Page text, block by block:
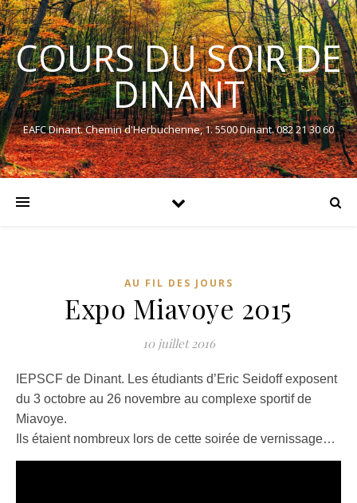
COURS DU SOIR DE
DINANT
EAFC Dinant. Chemin d'Herbuchenne, 1. 5500 Dinant. 082 21 30 60
AU FIL DES JOURS
Expo Miavoye 2015
10 juillet 2016
IEPSCF de Dinant. Les étudiants d’Eric Seidoff exposent
du 3 octobre au 26 novembre au complexe sportif de
Miavoye.
Ils étaient nombreux lors de cette soirée de vernissage…